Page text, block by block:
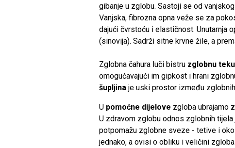
gibanje u zglobu. Sastoji se od
Vanjska, fibrozna opna veže se za
dajući čvrstoću i elastičnost. Unutarnja
(sinovija). Sadrži sitne krvne žile, a
Zglobna čahura luči bistru zglobnu
omogućavajući im gipkost i hrani
šupljina je uski prostor između
U pomoćne dijelove zgloba ubrajamo
U zdravom zglobu odnos zglobnih
potpomažu zglobne sveze - tetive i
jednako, a ovisi o obliku i veličini